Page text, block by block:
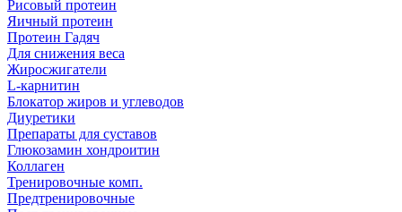
Рисовый протеин
Яичный протеин
Протеин Гадяч
Для снижения веса
Жиросжигатели
L-карнитин
Блокатор жиров и углеводов
Диуретики
Препараты для суставов
Глюкозамин хондроитин
Коллаген
Тренировочные комп.
Предтренировочные